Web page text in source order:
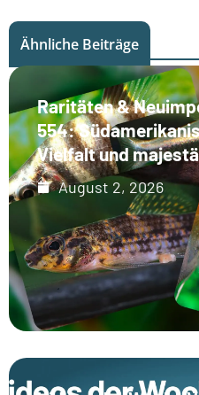
Ähnliche Beiträge
Raritäten &
554:
Vielfalt und
August 2, 2026